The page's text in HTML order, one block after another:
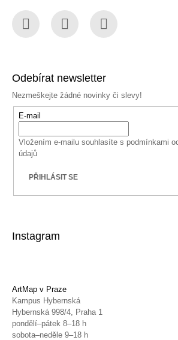
Odebírat newsletter
Nezmeškejte žádné novinky či slevy!
E-mail
Vložením e-mailu souhlasíte s podmínkami
údajů
PŘIHLÁSIT SE
Instagram
ArtMap v Praze
Kampus Hybernská
Hybernská 998/4, Praha 1
pondělí–pátek 8–18 h
sobota–neděle 9–18 h